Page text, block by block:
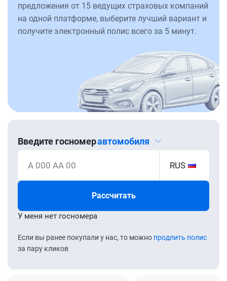
предложения от 15 ведущих страховых компаний
на одной платформе, выберите лучший вариант и
получите электронный полис всего за 5 минут.
Введите госномеравтомобиля
А 000 АА 00 RUS
Рассчитать
Если вы ранее покупали у нас, то можно продлить полис
за пару кликов
У меня нет госномера